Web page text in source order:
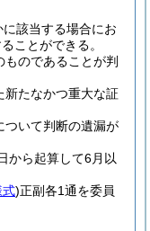
該当する場合にお
ことができる。
のであることが判
新たなかつ重大な証
ついて判断の遺漏が
から起算して6月以
式)正副各1通を委員